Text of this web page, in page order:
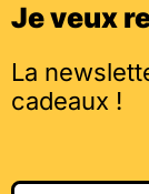
Je veux
La
cadeaux !